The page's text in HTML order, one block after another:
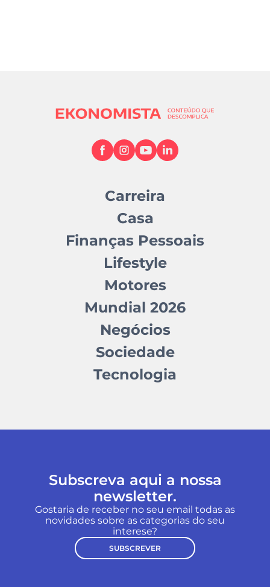
Carreira
Casa
Finanças Pessoais
Lifestyle
Motores
Mundial 2026
Negócios
Sociedade
Tecnologia
Subscreva aqui a nossa
newsletter.
Gostaria de receber no seu email todas as
novidades sobre as categorias do seu
interese?
SUBSCREVER